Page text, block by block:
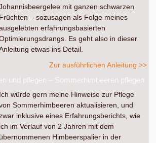
mit ganzen schwarzen
Früchten – sozusagen als Folge meines
erfahrungsbasierten
Es geht also in dieser
etwas ins Detail.
Zur ausführlichen Anleitung >>
und pflegen – Sommerhimbeeren pflegen
Ich würde gern meine Hinweise zur Pflege
Sommerhimbeeren aktualisieren, und
inklusive eines Erfahrungsberichts, wie
ich im Verlauf von 2 Jahren mit dem
übernommenen Himbeerspalier in der